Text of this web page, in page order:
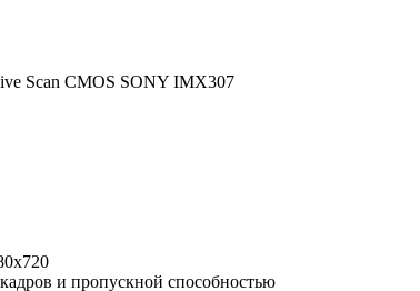
Scan CMOS SONY IMX307
и пропускной способностью